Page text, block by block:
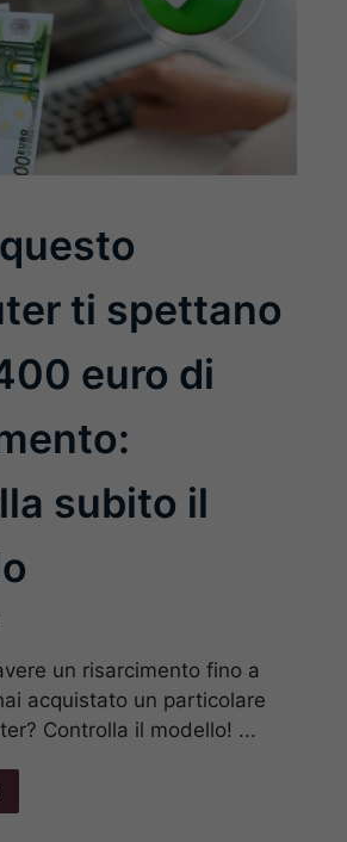
ti spettano
euro di
subito il
un risarcimento fino a
acquistato un particolare
Controlla il modello! ...